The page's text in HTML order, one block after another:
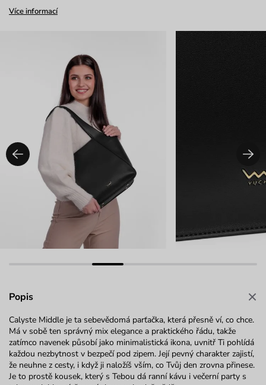
Více informací
Popis
Calyste Middle je ta sebevědomá parťačka, která přesně ví, co chce.
Má v sobě ten správný mix elegance a praktického řádu, takže
zatímco navenek působí jako minimalistická ikona, uvnitř Ti pohlídá
každou nezbytnost v bezpečí pod zipem. Její pevný charakter zajistí,
že neuhne z cesty, i když ji naložíš vším, co Tvůj den zrovna přinese.
Je to prostě kousek, který s Tebou dá ranní kávu i večerní party s